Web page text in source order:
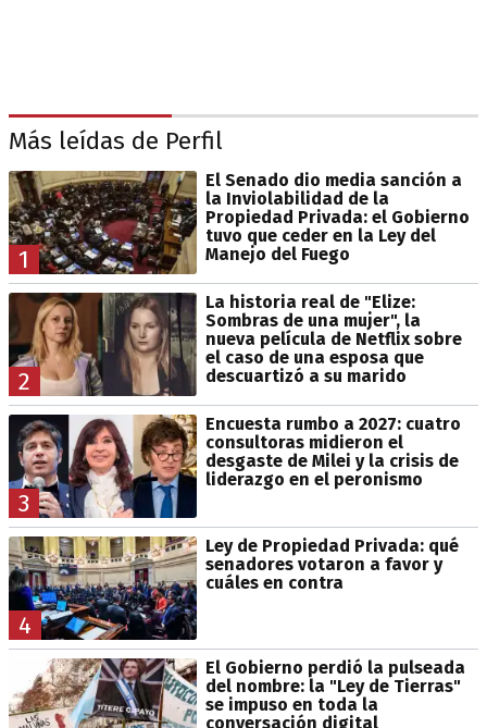
Más leídas de Perfil
1
El Senado dio media sanción a
la Inviolabilidad de la
Propiedad Privada: el Gobierno
tuvo que ceder en la Ley del
Manejo del Fuego
2
La historia real de "Elize:
Sombras de una mujer", la
nueva película de Netflix sobre
el caso de una esposa que
descuartizó a su marido
3
Encuesta rumbo a 2027: cuatro
consultoras midieron el
desgaste de Milei y la crisis de
liderazgo en el peronismo
4
Ley de Propiedad Privada: qué
senadores votaron a favor y
cuáles en contra
El Gobierno perdió la pulseada
del nombre: la "Ley de Tierras"
se impuso en toda la
conversación digital